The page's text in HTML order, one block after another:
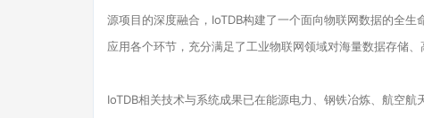
源项目的深度融合，IoTDB构建了一个面向物联网数据的全
应用各个环节，充分满足了工业物联网领域对海量数据存储、
IoTDB相关技术与系统成果已在能源电力、钢铁冶炼、航空